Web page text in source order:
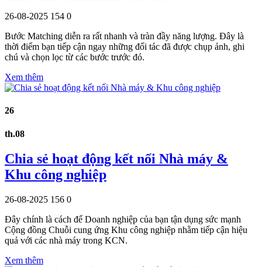
26-08-2025 154 0
Bước Matching diễn ra rất nhanh và tràn đầy năng lượng. Đây là
thời điểm bạn tiếp cận ngay những đối tác đã được chụp ảnh, ghi
chú và chọn lọc từ các bước trước đó.
Xem thêm
26
th.08
Chia sẻ hoạt động kết nối Nhà máy &
Khu công nghiệp
26-08-2025 156 0
Đây chính là cách để Doanh nghiệp của bạn tận dụng sức mạnh
Cộng đồng Chuỗi cung ứng Khu công nghiệp nhằm tiếp cận hiệu
quả với các nhà máy trong KCN.
Xem thêm